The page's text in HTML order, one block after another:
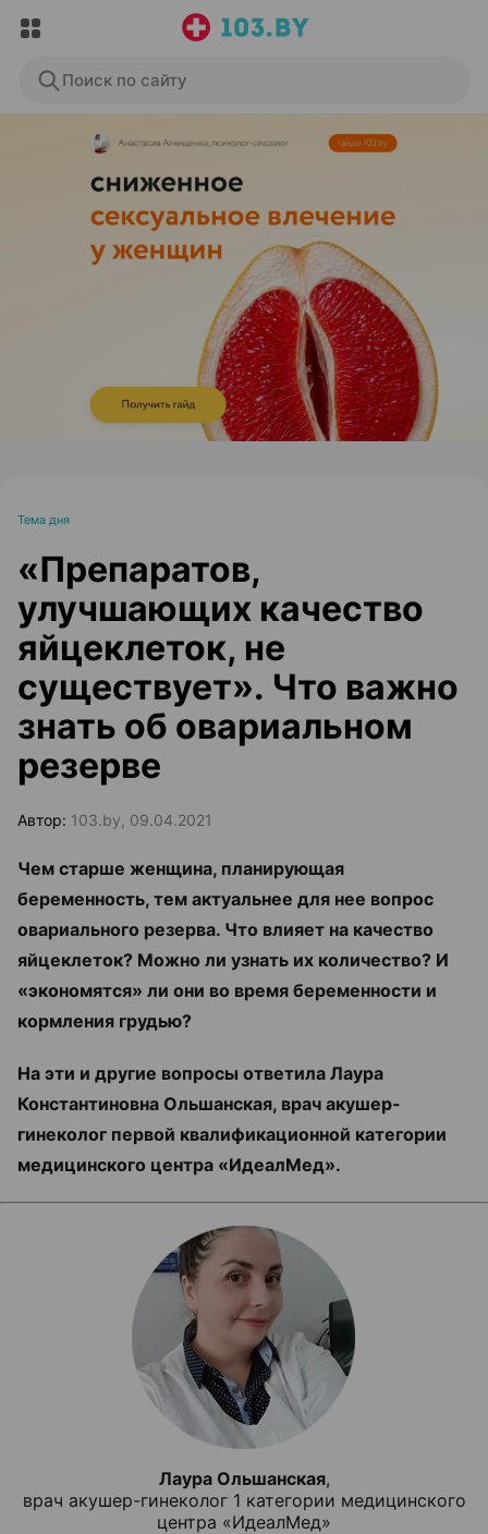
Поиск по сайту
ЭФФЕКТИВНАЯ РЕКЛАМА НА САЙТЕ
Тема дня
«Препаратов,
улучшающих качество
яйцеклеток, не
существует». Что важно
знать об овариальном
резерве
Автор: 103.by, 09.04.2021
Чем старше женщина, планирующая
беременность, тем актуальнее для нее вопрос
овариального резерва. Что влияет на качество
яйцеклеток? Можно ли узнать их количество? И
«экономятся» ли они во время беременности и
кормления грудью?
На эти и другие вопросы ответила Лаура
Константиновна Ольшанская, врач акушер-
гинеколог первой квалификационной категории
медицинского центра «ИдеалМед».
Лаура Ольшанская,
врач акушер-гинеколог 1 категории медицинского
центра «ИдеалМед»